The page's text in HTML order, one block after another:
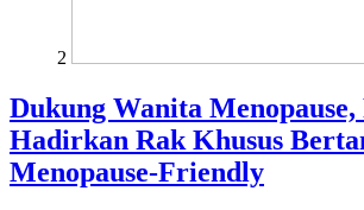
2
Dukung Wanita
Hadirkan Rak Khusus
Menopause-Friendly